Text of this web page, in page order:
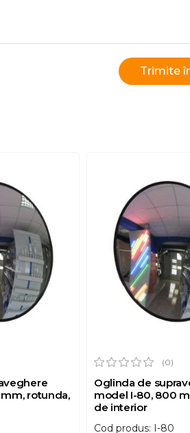
rotunda,
(0)
Oglinda de
model I-80, 800
de interior
Cod produs: I-80